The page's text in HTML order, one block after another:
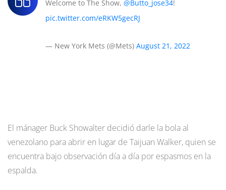
Welcome to The Show, @Butto_jose34!
pic.twitter.com/eRKW5gecRJ
— New York Mets (@Mets) August 21, 2022
El mánager Buck Showalter decidió darle la bola al
venezolano para abrir en lugar de Taijuan Walker, quien se
encuentra bajo observación día a día por espasmos en la
espalda.